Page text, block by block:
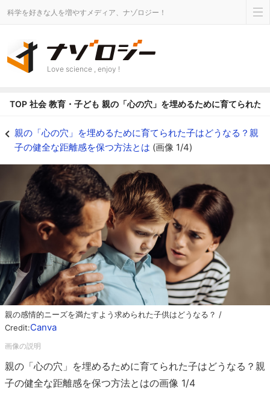
科学を好きな人を増やすメディア、ナゾロジー！
Love science , enjoy !
TOP 社会 教育・子ども 親の「心の穴」を埋めるために育てられた
親の「心の穴」を埋めるために育てられた子はどうなる？親
子の健全な距離感を保つ方法とは (画像 1/4)
親の感情的ニーズを満たすよう求められた子供はどうなる？ /
Credit:Canva
親の「心の穴」を埋めるために育てられた子はどうなる？親
子の健全な距離感を保つ方法とはの画像 1/4